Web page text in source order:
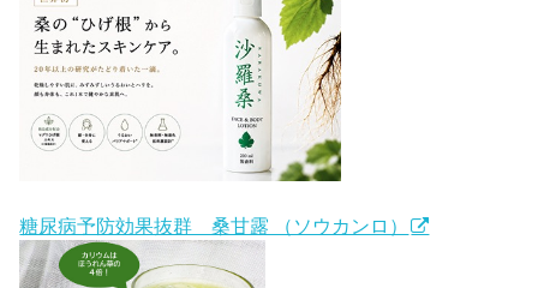
糖尿病予防効果抜群 桑甘露 （ソウカンロ）